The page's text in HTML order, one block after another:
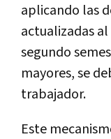
aplicando las
actualizadas
segundo
mayores, se
trabajador.
Este